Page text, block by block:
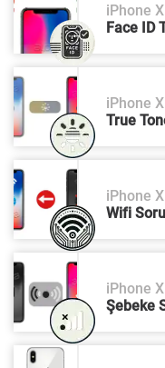
iPhone X
Face ID
iPhone X
True
iPhone X
Wifi
iPhone X
Şebeke